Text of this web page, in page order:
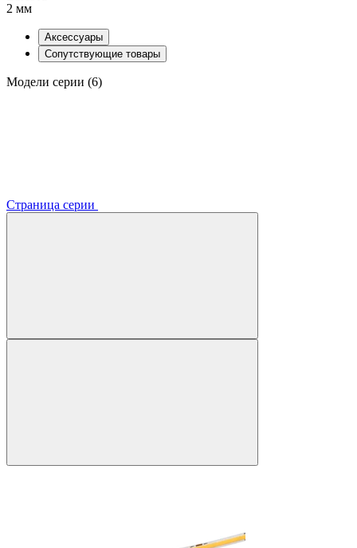
2 мм
Аксессуары
Сопутствующие товары
Модели серии (6)
Страница серии